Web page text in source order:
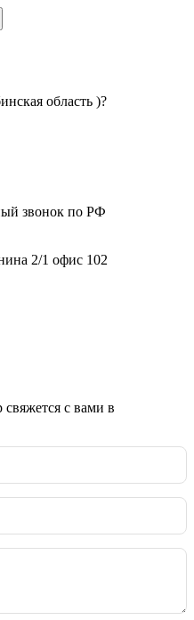
область )?
звонок по РФ
2/1 офис 102
с вами в